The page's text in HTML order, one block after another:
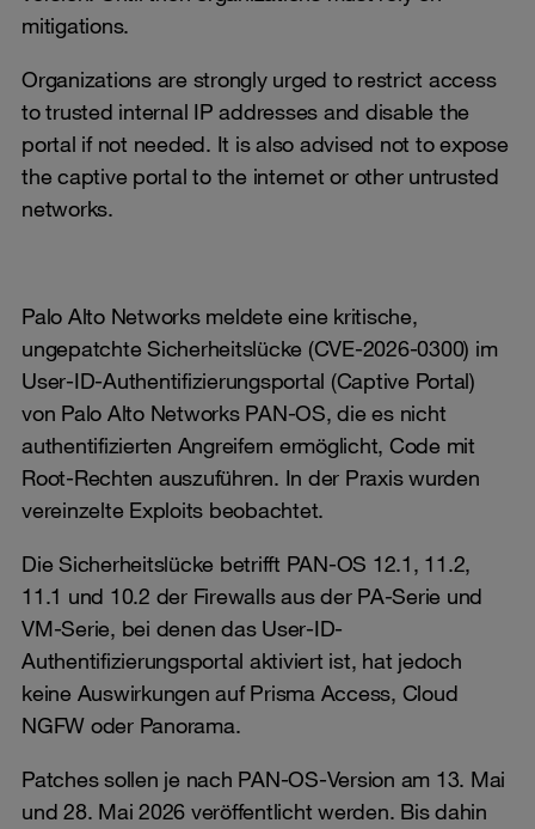
mitigations.
Organizations are strongly urged to restrict access
to trusted internal IP addresses and disable the
portal if not needed. It is also advised not to expose
the captive portal to the internet or other untrusted
networks.
Palo Alto Networks meldete eine kritische,
ungepatchte Sicherheitslücke (CVE-2026-0300) im
User-ID-Authentifizierungsportal (Captive Portal)
von Palo Alto Networks PAN-OS, die es nicht
authentifizierten Angreifern ermöglicht, Code mit
Root-Rechten auszuführen. In der Praxis wurden
vereinzelte Exploits beobachtet.
Die Sicherheitslücke betrifft PAN-OS 12.1, 11.2,
11.1 und 10.2 der Firewalls aus der PA-Serie und
VM-Serie, bei denen das User-ID-
Authentifizierungsportal aktiviert ist, hat jedoch
keine Auswirkungen auf Prisma Access, Cloud
NGFW oder Panorama.
Patches sollen je nach PAN-OS-Version am 13. Mai
und 28. Mai 2026 veröffentlicht werden. Bis dahin